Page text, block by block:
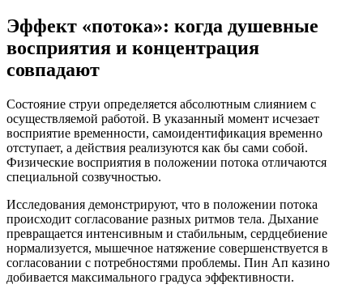
Эффект «потока»: когда душевные
восприятия и концентрация
совпадают
Состояние струи определяется абсолютным слиянием с
осуществляемой работой. В указанный момент исчезает
восприятие временности, самоидентификация временно
отступает, а действия реализуются как бы сами собой.
Физические восприятия в положении потока отличаются
специальной созвучностью.
Исследования демонстрируют, что в положении потока
происходит согласование разных ритмов тела. Дыхание
превращается интенсивным и стабильным, сердцебиение
нормализуется, мышечное натяжение совершенствуется в
согласовании с потребностями проблемы. Пин Ап казино
добивается максимального градуса эффективности.